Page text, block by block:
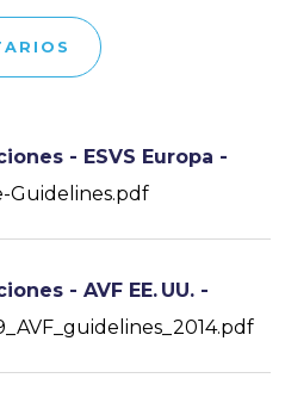
- ESVS Europa -
Guidelines.pdf
- AVF EE. UU. -